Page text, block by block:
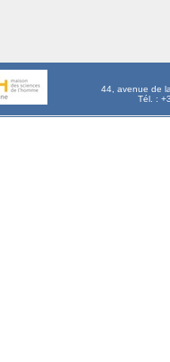
44, avenue de
Tél. :